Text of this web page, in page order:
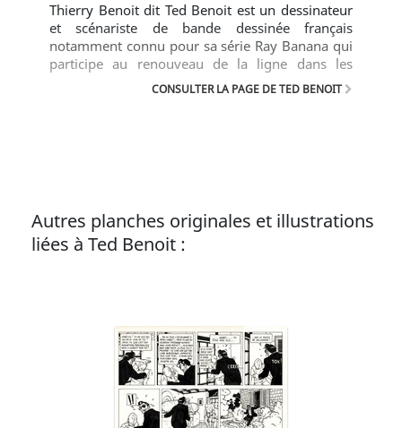
Thierry Benoit dit Ted Benoit est un dessinateur
et scénariste de bande dessinée français
notamment connu pour sa série Ray Banana qui
participe au renouveau de la ligne dans les
années 70 et son album remarqué de la série
CONSULTER LA PAGE DE TED BENOIT
Autres planches originales et illustrations
liées à Ted Benoit :